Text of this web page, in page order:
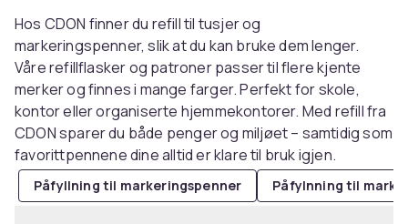
Hos CDON finner du refill til tusjer og
markeringspenner, slik at du kan bruke dem lenger.
Våre refillflasker og patroner passer til flere kjente
merker og finnes i mange farger. Perfekt for skole,
kontor eller organiserte hjemmekontorer. Med refill fra
CDON sparer du både penger og miljøet – samtidig som
favorittpennene dine alltid er klare til bruk igjen.
Påfyllning til markeringspenner Påfylnning til